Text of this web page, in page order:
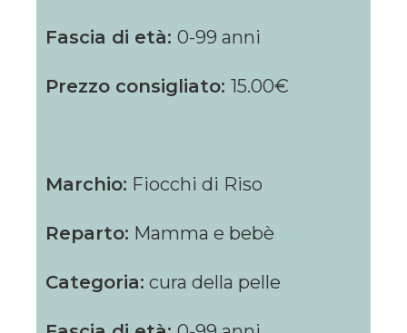
Fascia di età: 0-99 anni
Prezzo consigliato: 15.00€
Marchio: Fiocchi di Riso
Reparto: Mamma e bebè
Categoria: cura della pelle